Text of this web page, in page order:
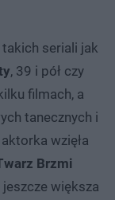
seriali jak
, 39 i pół czy
filmach, a
tanecznych i
wzięła
Brzmi
większa